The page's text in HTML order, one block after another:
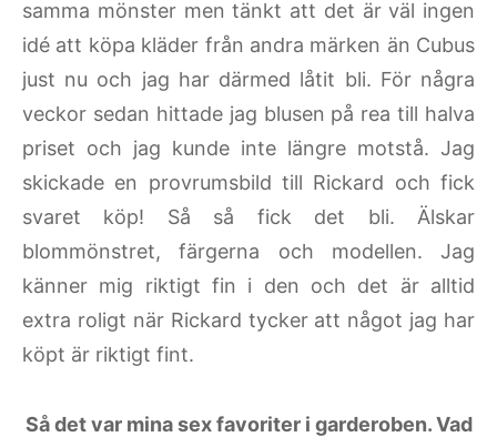
samma mönster men tänkt att det är väl ingen
idé att köpa kläder från andra märken än Cubus
just nu och jag har därmed låtit bli. För några
veckor sedan hittade jag blusen på rea till halva
priset och jag kunde inte längre motstå. Jag
skickade en provrumsbild till Rickard och fick
svaret köp! Så så fick det bli. Älskar
blommönstret, färgerna och modellen. Jag
känner mig riktigt fin i den och det är alltid
extra roligt när Rickard tycker att något jag har
köpt är riktigt fint.
Så det var mina sex favoriter i garderoben. Vad